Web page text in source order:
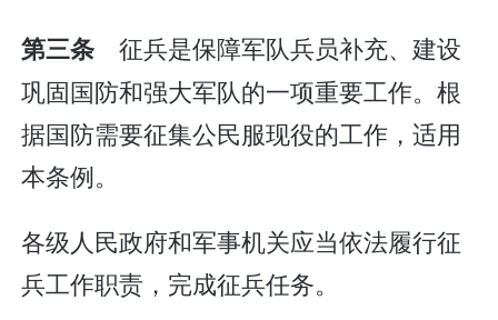
第三条 征兵是保障军队兵员补充、建设
巩固国防和强大军队的一项重要工作。根
据国防需要征集公民服现役的工作，适用
本条例。
各级人民政府和军事机关应当依法履行征
兵工作职责，完成征兵任务。